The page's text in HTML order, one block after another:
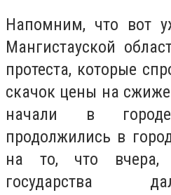
Напомним, что вот
Мангистауской
протеста, которые
скачок цены на
начали в
продолжились в
на то, что вчера,
государства